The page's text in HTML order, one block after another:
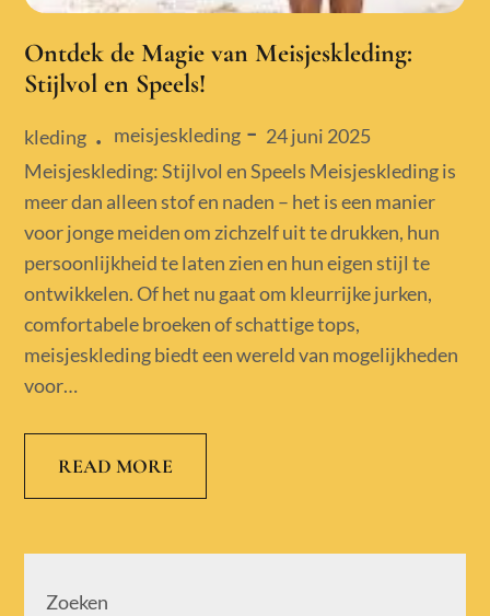
Ontdek de Magie van Meisjeskleding:
Stijlvol en Speels!
kleding meisjeskleding
Posted
on
24 juni 2025
Meisjeskleding: Stijlvol en Speels Meisjeskleding is
meer dan alleen stof en naden – het is een manier
voor jonge meiden om zichzelf uit te drukken, hun
persoonlijkheid te laten zien en hun eigen stijl te
ontwikkelen. Of het nu gaat om kleurrijke jurken,
comfortabele broeken of schattige tops,
meisjeskleding biedt een wereld van mogelijkheden
voor…
READ MORE
Zoeken